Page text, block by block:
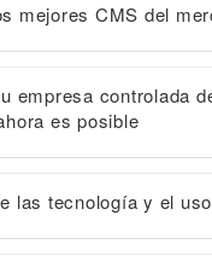
mejores CMS del
empresa controlada
es posible
las tecnología y el